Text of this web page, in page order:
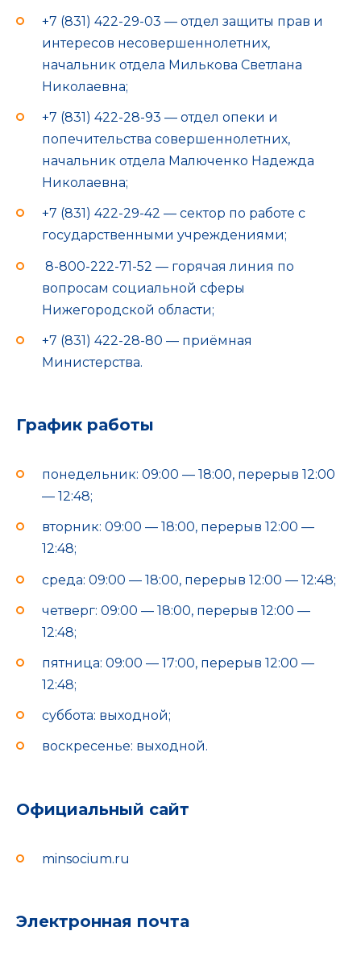
+7 (831) 422-29-03 — отдел защиты прав и
интересов несовершеннолетних,
начальник отдела Милькова Светлана
Николаевна;
+7 (831) 422-28-93 — отдел опеки и
попечительства совершеннолетних,
начальник отдела Малюченко Надежда
Николаевна;
+7 (831) 422-29-42 — сектор по работе с
государственными учреждениями;
8-800-222-71-52 — горячая линия по
вопросам социальной сферы
Нижегородской области;
+7 (831) 422-28-80 — приёмная
Министерства.
График работы
понедельник: 09:00 — 18:00, перерыв 12:00
— 12:48;
вторник: 09:00 — 18:00, перерыв 12:00 —
12:48;
среда: 09:00 — 18:00, перерыв 12:00 — 12:48;
четверг: 09:00 — 18:00, перерыв 12:00 —
12:48;
пятница: 09:00 — 17:00, перерыв 12:00 —
12:48;
суббота: выходной;
воскресенье: выходной.
Официальный сайт
minsocium.ru
Электронная почта